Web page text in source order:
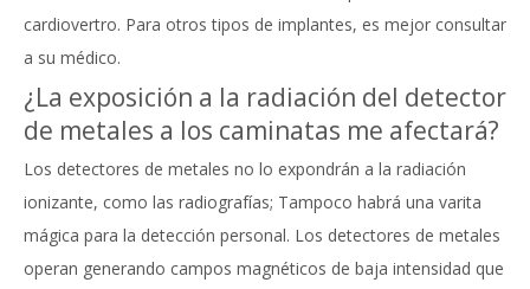
cardiovertro. Para otros tipos de implantes, es mejor consultar
a su médico.
¿La exposición a la radiación del detector
de metales a los caminatas me afectará?
Los detectores de metales no lo expondrán a la radiación
ionizante, como las radiografías; Tampoco habrá una varita
mágica para la detección personal. Los detectores de metales
operan generando campos magnéticos de baja intensidad que